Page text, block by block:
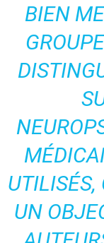
BIEN
UTILISÉS,
UN